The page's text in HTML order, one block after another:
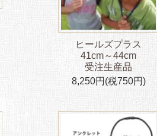
ヒールズプラス
41cm～44cm
受注生産品
8,250円(税750円)